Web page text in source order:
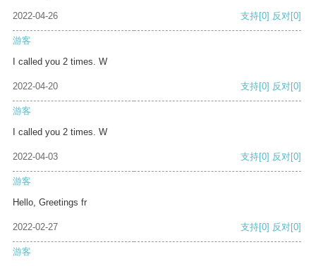
2022-04-26 支持[0] 反对[0]
游客
I called you 2 times. W
2022-04-20 支持[0] 反对[0]
游客
I called you 2 times. W
2022-04-03 支持[0] 反对[0]
游客
Hello, Greetings fr
2022-02-27 支持[0] 反对[0]
游客